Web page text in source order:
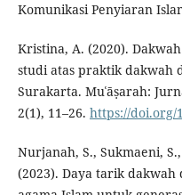
Komunikasi Penyiaran
Kristina, A. (2020).
studi atas praktik dakwah
Surakarta. Muʿāṣarah:
2(1), 11–26. https://doi.org/
Nurjanah, S., Sukmaeni,
(2023). Daya tarik